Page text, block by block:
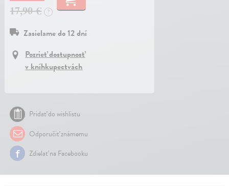
17,90 €
?
Zasielame do 12 dní
Pozrieť dostupnosť
v kníhkupectvách
Pridať do wishlistu
Odporučiť známemu
Zdielať na Facebooku